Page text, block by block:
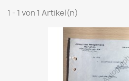
1 - 1 von 1 Artikel(n)